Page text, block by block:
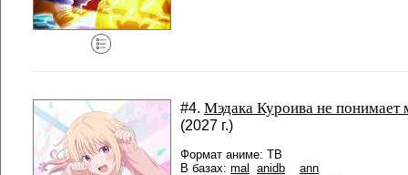
#4. Мэдака Куроива не понимает
(2027 г.)
Формат аниме: ТВ
В базах: mal anidb
ann